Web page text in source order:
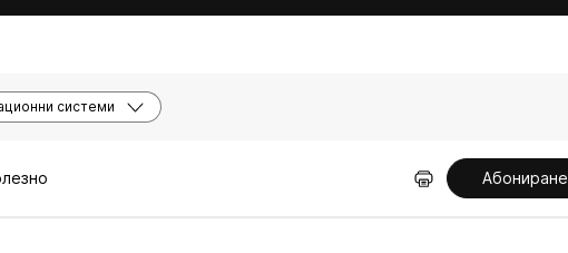
системи
Абониране